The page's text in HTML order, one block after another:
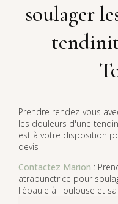
soulager
Prendre rendez-vous
les douleurs d'une
est à votre disposition
devis
Contactez Marion :
atrapunctrice pour
l'épaule à Toulouse et